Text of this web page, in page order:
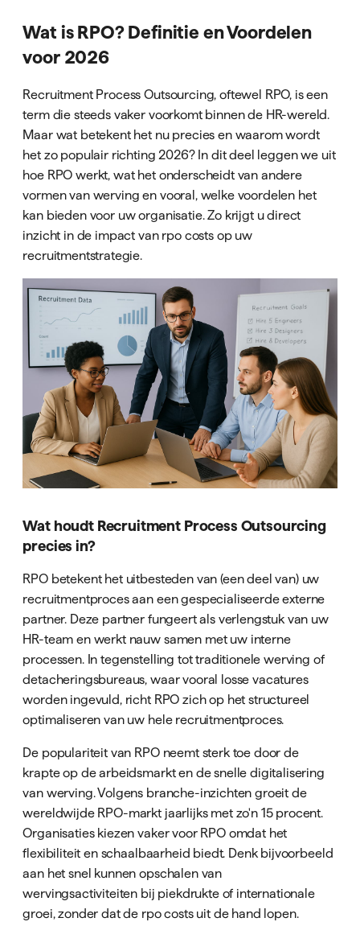
Wat is RPO? Definitie en Voordelen
voor 2026
Recruitment Process Outsourcing, oftewel RPO, is een
term die steeds vaker voorkomt binnen de HR-wereld.
Maar wat betekent het nu precies en waarom wordt
het zo populair richting 2026? In dit deel leggen we uit
hoe RPO werkt, wat het onderscheidt van andere
vormen van werving en vooral, welke voordelen het
kan bieden voor uw organisatie. Zo krijgt u direct
inzicht in de impact van rpo costs op uw
recruitmentstrategie.
Wat houdt Recruitment Process Outsourcing
precies in?
RPO betekent het uitbesteden van (een deel van) uw
recruitmentproces aan een gespecialiseerde externe
partner. Deze partner fungeert als verlengstuk van uw
HR-team en werkt nauw samen met uw interne
processen. In tegenstelling tot traditionele werving of
detacheringsbureaus, waar vooral losse vacatures
worden ingevuld, richt RPO zich op het structureel
optimaliseren van uw hele recruitmentproces.
De populariteit van RPO neemt sterk toe door de
krapte op de arbeidsmarkt en de snelle digitalisering
van werving. Volgens branche-inzichten groeit de
wereldwijde RPO-markt jaarlijks met zo'n 15 procent.
Organisaties kiezen vaker voor RPO omdat het
flexibiliteit en schaalbaarheid biedt. Denk bijvoorbeeld
aan het snel kunnen opschalen van
wervingsactiviteiten bij piekdrukte of internationale
groei, zonder dat de rpo costs uit de hand lopen.